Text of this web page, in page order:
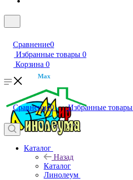
Сравнение0
Избранные товары 0
Корзина 0
Max
Сравнение0 Избранные товары
Каталог
Назад
Каталог
Линолеум